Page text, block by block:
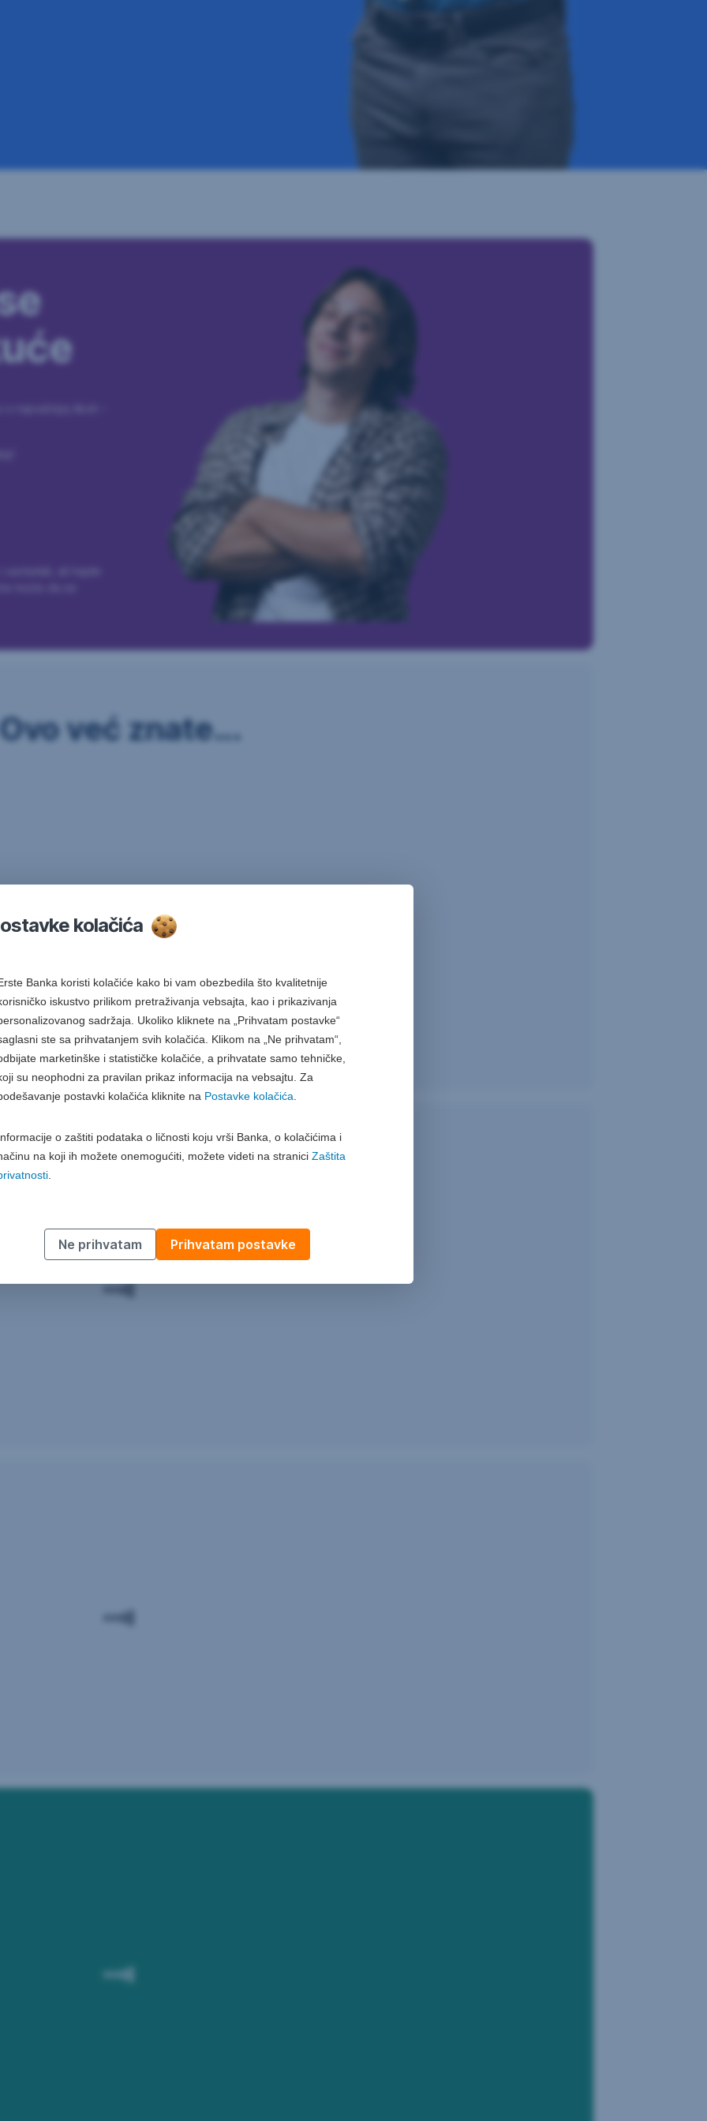
Ovo već znate...
kolačića
Banka koristi kolačiće kako bi vam obezbedila što kvalitetnije
iskustvo prilikom pretraživanja vebsajta, kao i prikazivanja
sadržaja. Ukoliko kliknete na „Prihvatam postavke“
ste sa prihvatanjem svih kolačića. Klikom na „Ne prihvatam“,
marketinške i statističke kolačiće, a prihvatate samo tehničke,
su neophodni za pravilan prikaz informacija na vebsajtu. Za
postavki kolačića kliknite na Postavke kolačića
o zaštiti podataka o ličnosti koju vrši Banka, o kolačićima i
na koji ih možete onemogućiti, možete videti na stranici Zaštita
Prihvatam postavke
Ne prihvatam